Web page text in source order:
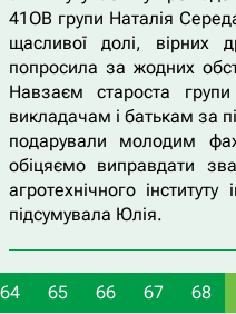
41ОВ групи Наталія
щасливої долі, вірних
попросила за жодних
Навзаєм староста
викладачам і батькам за
подарували молодим
обіцяємо виправдати
агротехнічного
підсумувала Юлія.
64 65 66 67 68